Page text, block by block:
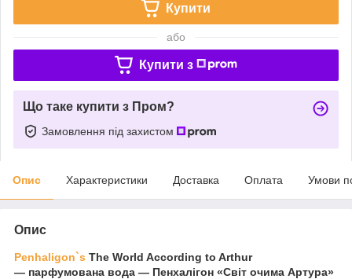
Купити
або
Купити з
Що таке купити з Пром?
Замовлення під захистом
Опис Характеристики Доставка Оплата Умови
Опис
Penhaligon`s The World According to Arthur
― парфумована вода — Пенхалігон «Світ очима Артура»